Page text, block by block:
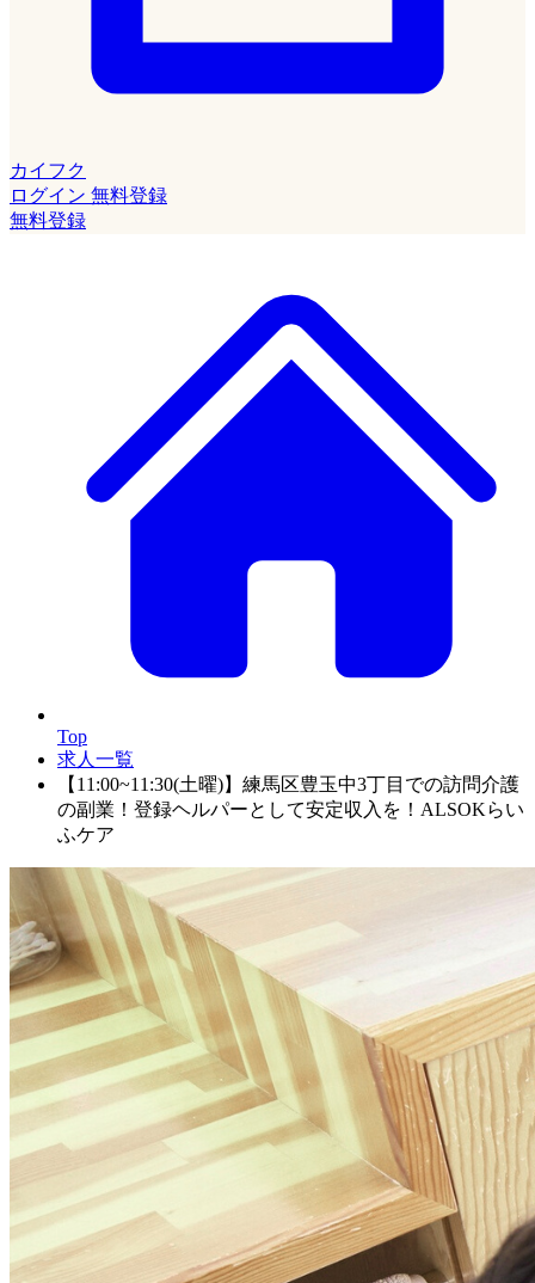
カイフク
ログイン 無料登録
無料登録
Top
求人一覧
【11:00~11:30(土曜)】練馬区豊玉中3丁目での訪問介護
の副業！登録ヘルパーとして安定収入を！ALSOKらい
ふケア